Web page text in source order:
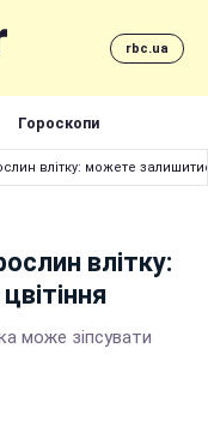
rbc.ua
Гороскопи
влітку: можете
влітку:
може зіпсувати